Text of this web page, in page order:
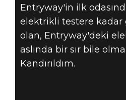
Entryway'in ilk
elektrikli testere kadar
olan, Entryway'deki
aslında bir sır bile
Kandırıldım.